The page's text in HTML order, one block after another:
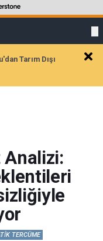
Tarım Dışı
Analizi:
TERCÜME